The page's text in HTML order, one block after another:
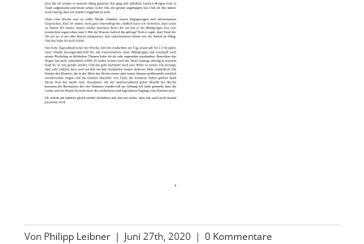
Von Philipp Leibner | Juni 27th, 2020 | 0 Kommentare